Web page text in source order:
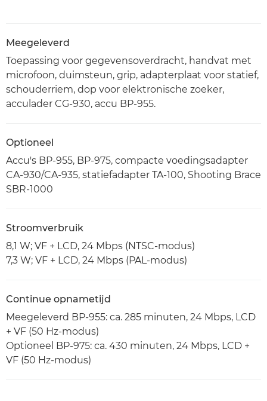
Meegeleverd
Toepassing voor gegevensoverdracht, handvat met
microfoon, duimsteun, grip, adapterplaat voor statief,
schouderriem, dop voor elektronische zoeker,
acculader CG-930, accu BP-955.
Optioneel
Accu's BP-955, BP-975, compacte voedingsadapter
CA-930/CA-935, statiefadapter TA-100, Shooting Brace
SBR-1000
Stroomverbruik
8,1 W; VF + LCD, 24 Mbps (NTSC-modus)
7,3 W; VF + LCD, 24 Mbps (PAL-modus)
Continue opnametijd
Meegeleverd BP-955: ca. 285 minuten, 24 Mbps, LCD
+ VF (50 Hz-modus)
Optioneel BP-975: ca. 430 minuten, 24 Mbps, LCD +
VF (50 Hz-modus)